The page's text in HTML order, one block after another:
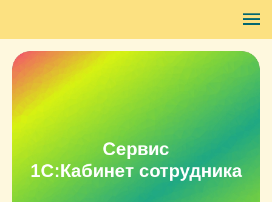
Сервис
1С:Кабинет сотрудника